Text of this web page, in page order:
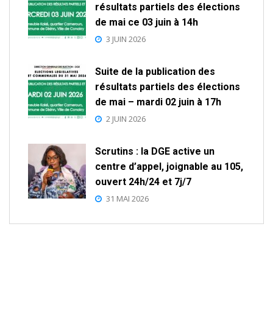
résultats partiels des élections
de mai ce 03 juin à 14h
3 JUIN 2026
Suite de la publication des
résultats partiels des élections
de mai – mardi 02 juin à 17h
2 JUIN 2026
Scrutins : la DGE active un
centre d’appel, joignable au 105,
ouvert 24h/24 et 7j/7
31 MAI 2026